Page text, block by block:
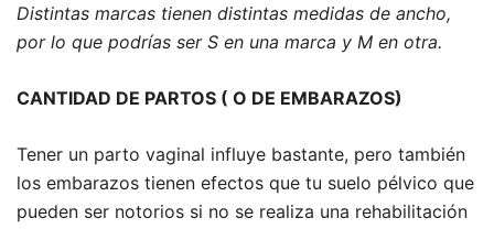
Distintas marcas tienen distintas medidas de ancho,
por lo que podrías ser S en una marca y M en otra.
CANTIDAD DE PARTOS ( O DE EMBARAZOS)
Tener un parto vaginal influye bastante, pero también
los embarazos tienen efectos que tu suelo pélvico que
pueden ser notorios si no se realiza una rehabilitación